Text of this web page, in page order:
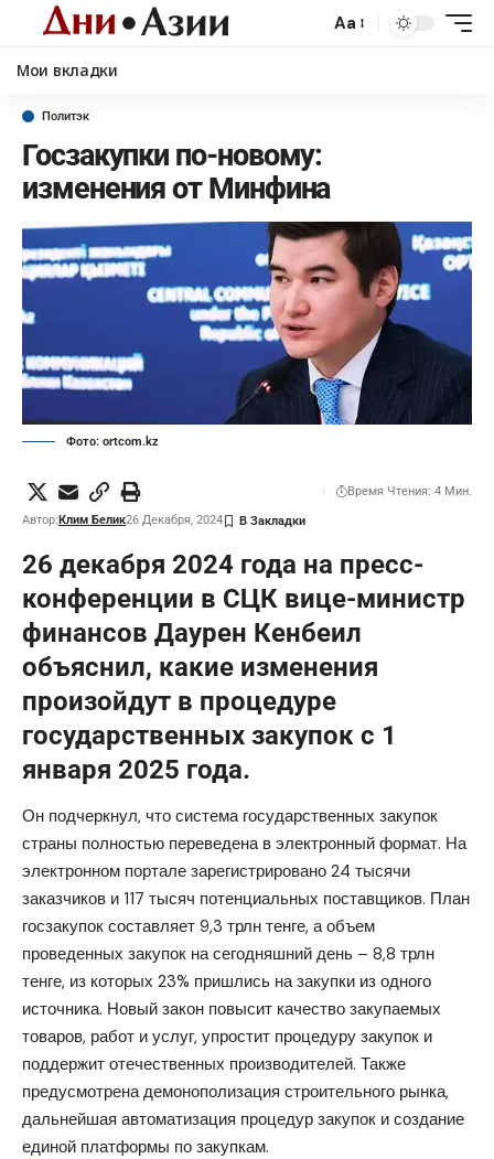
Aa
Мои вкладки
Политэк
Госзакупки по-новому:
изменения от Минфина
Фото: ortcom.kz
Автор:Клим Белик26 Декабря, 2024
Время Чтения: 4 Мин.
26 декабря 2024 года на пресс-
конференции в СЦК вице-министр
финансов Даурен Кенбеил
объяснил, какие изменения
произойдут в процедуре
государственных закупок с 1
января 2025 года.
Он подчеркнул, что система государственных закупок
страны полностью переведена в электронный формат. На
электронном портале зарегистрировано 24 тысячи
заказчиков и 117 тысяч потенциальных поставщиков. План
госзакупок составляет 9,3 трлн тенге, а объем
проведенных закупок на сегодняшний день – 8,8 трлн
тенге, из которых 23% пришлись на закупки из одного
источника. Новый закон повысит качество закупаемых
товаров, работ и услуг, упростит процедуру закупок и
поддержит отечественных производителей. Также
предусмотрена демонополизация строительного рынка,
дальнейшая автоматизация процедур закупок и создание
единой платформы по закупкам.